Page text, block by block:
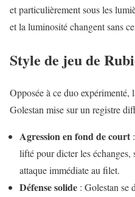
et particulièrement sous les
et la luminosité changent sans
Style de jeu de
Opposée à ce duo
Golestan mise sur un registre
Agression en fond de court
lifté pour dicter les échanges,
attaque immédiate au filet.
Défense solide : Golestan se